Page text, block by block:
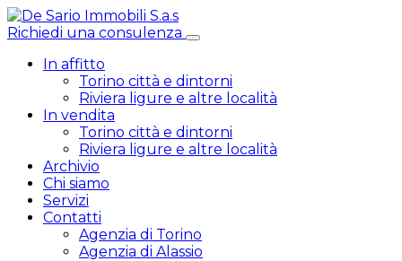
Richiedi una consulenza
In affitto
Torino città e dintorni
Riviera ligure e altre località
In vendita
Torino città e dintorni
Riviera ligure e altre località
Archivio
Chi siamo
Servizi
Contatti
Agenzia di Torino
Agenzia di Alassio